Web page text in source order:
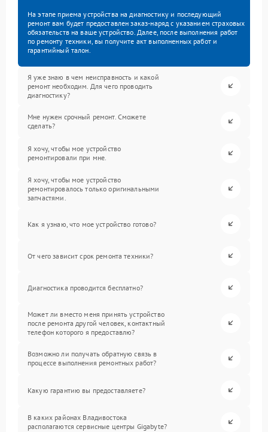
На этапе приема устройства на диагностику и последующий
ремонт вам будет предоставлен заказ-наряд с указанием страховых
обязательств на ваше устройство. Далее, после выполнения работ
по ремонту техники, вы получите акт выполненных работ и
гарантийный талон.
Я уже знаю в чем неисправность и какой
ремонт необходим. Для чего проводить
диагностику?
Мне нужен срочный ремонт. Сможете
сделать?
Я хочу, чтобы мое устройство
ремонтировали при мне.
Я хочу, чтобы мое устройство
ремонтировалось только оригинальными
запчастями.
Как я узнаю, что мое устройство готово?
От чего зависит срок ремонта техники?
Диагностика проводится бесплатно?
Может ли вместо меня принять устройство
после ремонта другой человек, контактный
телефон которого я предоставлю?
Возможно ли получать обратную связь в
процессе выполнения ремонтных работ?
Какую гарантию вы предоставляете?
В каких районах Владивостока
располагаются сервисные центры Gigabyte?